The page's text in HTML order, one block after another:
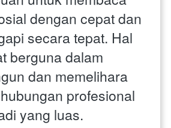
dengan cepat dan
secara tepat. Hal
berguna dalam
dan memelihara
profesional
yang luas.